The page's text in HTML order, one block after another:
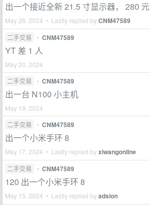
出一个接近全新 21.5 寸显示器， 280 元
May 26, 2024 • Lastly replied byCNM47589
二手交易 • CNM47589
YT 差 1 人
May 20, 2024
二手交易
• CNM47589
出一台 N100 小主机
May 19, 2024
二手交易
• CNM47589
出一个小米手环 8
May 17, 2024 • Lastly replied byxiwangonline
二手交易 • CNM47589
120 出一个小米手环 8
May 15, 2024 • Lastly replied byadsion